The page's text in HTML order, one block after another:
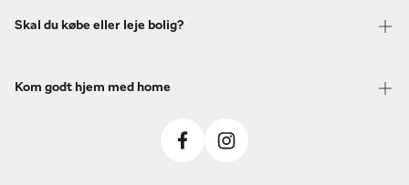
Skal du købe eller leje bolig?
Kom godt hjem med home